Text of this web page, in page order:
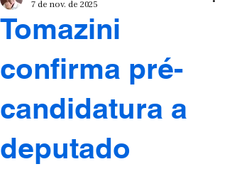
Tomazini
confirma pré-
candidatura a
deputado
7 de nov. de 2025